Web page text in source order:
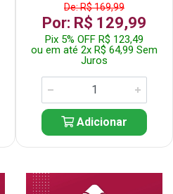
De: R$ 169,99
Por: R$ 129,99
Pix 5% OFF R$ 123,49
ou em até 2x R$ 64,99 Sem
Juros
Adicionar